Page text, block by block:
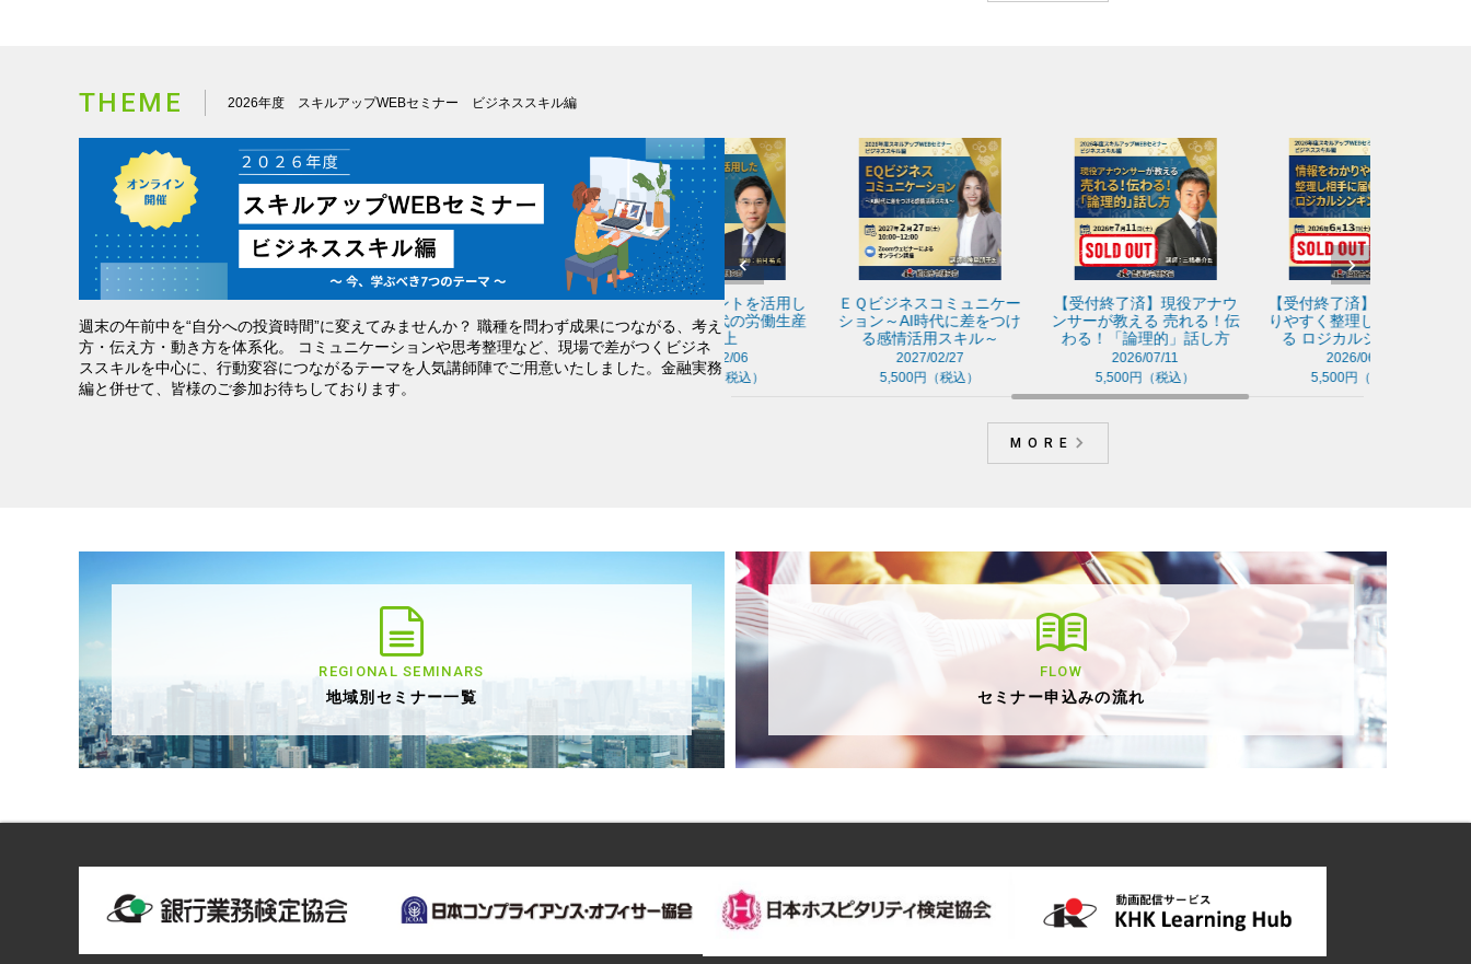
THEME 2026年度 スキルアップWEBセミナー ビジネススキル編
週末の午前中を“自分への投資時間”に変えてみませんか？ 職種を問わず成果につながる、考え
方・伝え方・動き方を体系化。 コミュニケーションや思考整理など、現場で差がつくビジネ
ススキルを中心に、行動変容につながるテーマを人気講師陣でご用意いたしました。金融実務
編と併せて、皆様のご参加お待ちしております。
カスハラを未然に防ぐ！お
客様をモンスター化させな
いコミュニケーション
2026/10/03
5,500円（税込）
アンコンシャスバイアスマ
ネジメント～多様性を受け
入れる組織づくり～
2026/11/14
5,500円（税込）
ＡＩエージェントを活用し
た人手不足時代の労働生産
性向上
2027/02/06
5,500円（税込）
ＥＱビジネスコミュニケー
ション～AI時代に差をつけ
る感情活用スキル～
5,500円（税込）
【受付終了済】現役アナウ
ンサーが教える 売れる！伝
わる！「論理的」話し方
5,500円（税込）
【受付終了済】情報をわか
りやすく整理し相手に届け
る ロジカルシンキング
5,500円（税込）
MORE
REGIONAL SEMINARS
地域別セミナー一覧
FLOW
セミナー申込みの流れ